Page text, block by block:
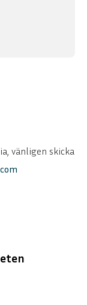
vänligen skicka